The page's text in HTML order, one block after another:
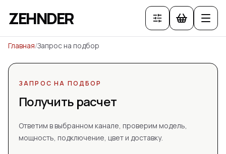
ZEHNDER
Главная/Запрос на подбор
ЗАПРОС НА ПОДБОР
Получить расчет
Ответим в выбранном канале, проверим модель,
мощность, подключение, цвет и доставку.